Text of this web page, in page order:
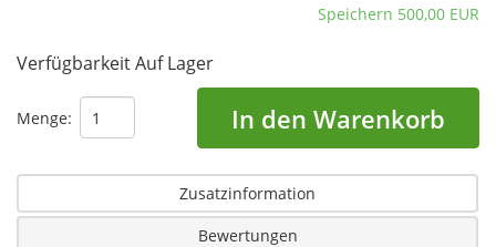
Speichern 500,00 EUR
VerfügbarkeitAuf Lager
Menge: In den Warenkorb
Zusatzinformation
Bewertungen